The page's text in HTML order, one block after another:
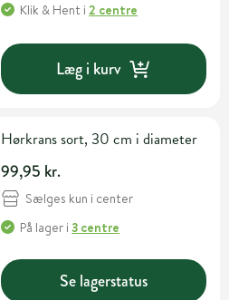
Klik & Hent i2 centre
Læg i kurv
Hørkrans sort, 30 cm i diameter
99,95 kr.
Sælges kun i center
På lager i3 centre
Se lagerstatus